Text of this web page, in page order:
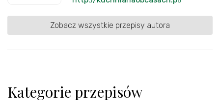
Zobacz wszystkie przepisy autora
Kategorie przepisów